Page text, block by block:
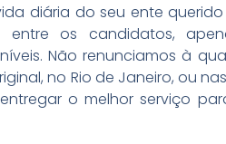
diária do seu ente querido
entre os candidatos,
Não renunciamos à
no Rio de Janeiro, ou
o melhor serviço